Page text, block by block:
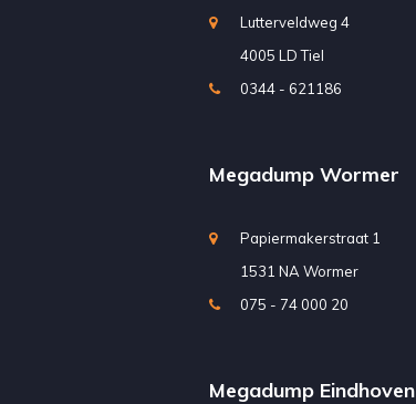
Lutterveldweg 4
4005 LD Tiel
0344 - 621186
Megadump Wormer
Papiermakerstraat 1
1531 NA Wormer
075 - 74 000 20
Megadump Eindhoven